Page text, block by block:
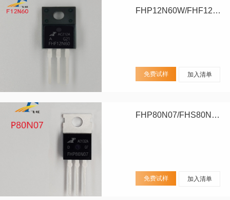
FHP12N60W/FHF12N60W
免费试样 加入清单
FHP80N07/FHS80N07/FHD80N07
免费试样 加入清单